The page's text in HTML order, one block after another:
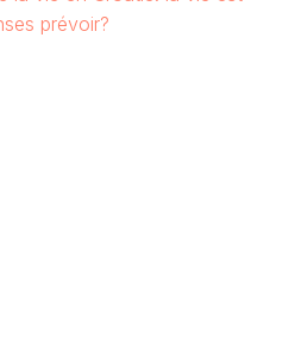
prévoir?